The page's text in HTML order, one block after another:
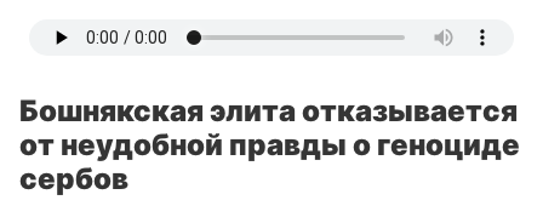
Бошнякская элита отказывается
от неудобной правды о геноциде
сербов